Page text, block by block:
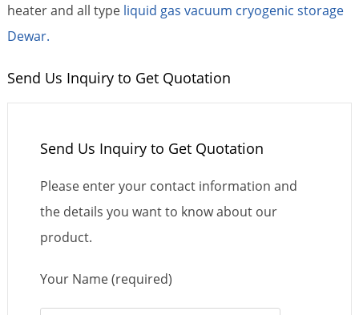
heater and all type liquid gas vacuum cryogenic storage
Dewar.
Send Us Inquiry to Get Quotation
Send Us Inquiry to Get Quotation
Please enter your contact information and
the details you want to know about our
product.
Your Name (required)